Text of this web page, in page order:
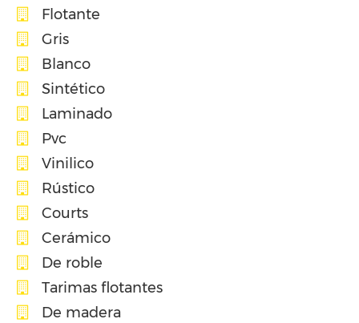
Flotante
Gris
Blanco
Sintético
Laminado
Pvc
Vinilico
Rústico
Courts
Cerámico
De roble
Tarimas flotantes
De madera